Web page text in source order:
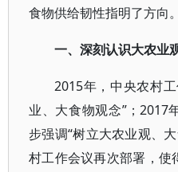
食物供给韧性指明了方向。
一、深刻认识大农业
2015年，中央农村
业、大食物观念”；2017
步强调“树立大农业观、
村工作会议再次部署，使